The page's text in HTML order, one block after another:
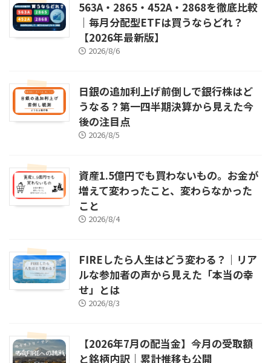
563A・2865・452A・2868を徹底比較
｜毎月分配型ETFは買うならどれ？
【2026年最新版】
2026/8/6
日銀の追加利上げ前倒しで銀行株はど
うなる？第一四半期決算から見えた今
後の注目点
2026/8/5
資産1.5億円でも買わないもの。お金が
増えて変わったこと、変わらなかった
こと
2026/8/4
FIREしたら人生はどう変わる？｜リア
ルな参加者の声から見えた「本当の幸
せ」とは
2026/8/3
【2026年7月の配当金】今月の受取額
と銘柄内訳｜累計推移も公開